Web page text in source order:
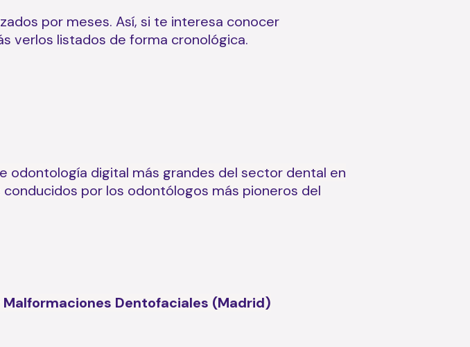
por meses. Así, si te interesa conocer
verlos listados de forma cronológica.
odontología digital más grandes del sector dental en
por los odontólogos más pioneros del
Malformaciones Dentofaciales (Madrid)